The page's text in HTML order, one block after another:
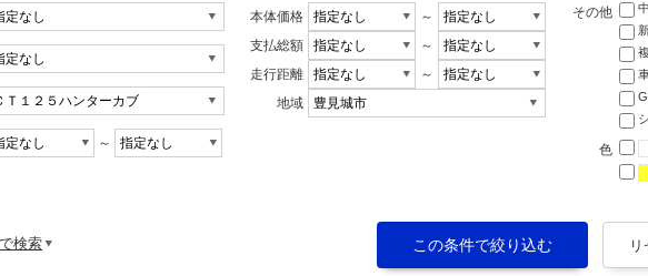
～
本体価格
～
支払総額
～
走行距離
～
地域
その他
色
検索